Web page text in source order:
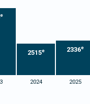
e
2515e 2336e
2024 2025